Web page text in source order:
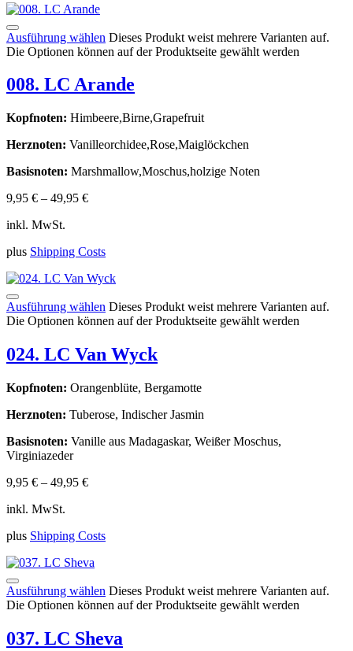
Ausführung wählen Dieses Produkt weist mehrere Varianten auf.
Die Optionen können auf der Produktseite gewählt werden
008. LC Arande
Kopfnoten: Himbeere,Birne,Grapefruit
Herznoten: Vanilleorchidee,Rose,Maiglöckchen
Basisnoten: Marshmallow,Moschus,holzige Noten
9,95 € – 49,95 €
inkl. MwSt.
plus Shipping Costs
Ausführung wählen Dieses Produkt weist mehrere Varianten auf.
Die Optionen können auf der Produktseite gewählt werden
024. LC Van Wyck
Kopfnoten: Orangenblüte, Bergamotte
Herznoten: Tuberose, Indischer Jasmin
Basisnoten: Vanille aus Madagaskar, Weißer Moschus,
Virginiazeder
9,95 € – 49,95 €
inkl. MwSt.
plus Shipping Costs
Ausführung wählen Dieses Produkt weist mehrere Varianten auf.
Die Optionen können auf der Produktseite gewählt werden
037. LC Sheva